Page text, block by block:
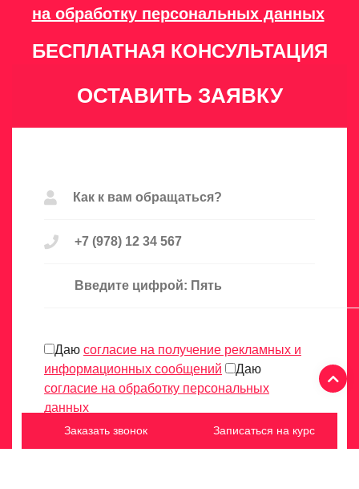
Заказать звонок Записаться на курс
на обработку персональных данных
БЕСПЛАТНАЯ КОНСУЛЬТАЦИЯ
ОСТАВИТЬ ЗАЯВКУ
Введите цифрой: Пять
Даю согласие на получение рекламных и
информационных сообщений
Даю
согласие на обработку персональных
данных